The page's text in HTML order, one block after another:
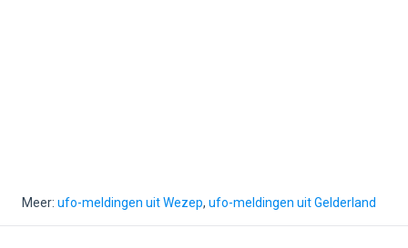
Meer: ufo-meldingen uit Wezep, ufo-meldingen uit Gelderland